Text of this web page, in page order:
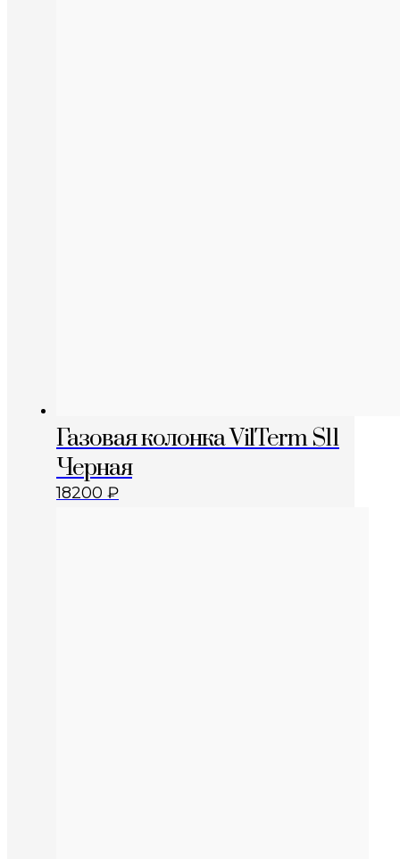
Газовая колонка VilTerm S11
Черная
18200 ₽